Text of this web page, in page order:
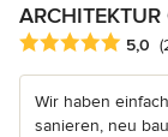
Durchschnittliche
5,0
Wir haben
sanieren, neu